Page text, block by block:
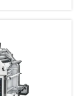
差を実感して